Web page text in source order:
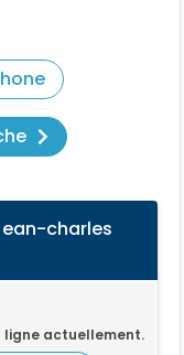
charles
ligne actuellement.